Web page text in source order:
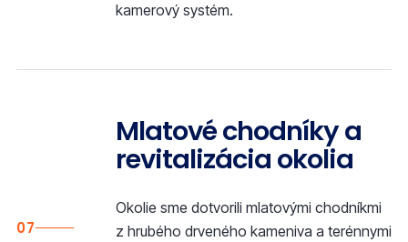
kamerový systém.
07
Mlatové chodníky a
revitalizácia okolia
Okolie sme dotvorili mlatovými chodníkmi
z hrubého drveného kameniva a terénnymi